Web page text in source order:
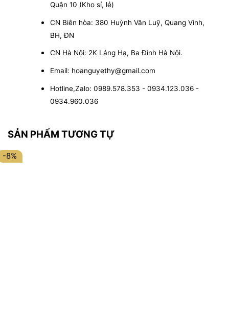
Quận 10 (Kho sỉ, lẻ)
CN Biên hòa: 380 Huỳnh Văn Luỹ, Quang Vinh,
BH, ĐN
CN Hà Nội: 2K Láng Hạ, Ba Đình Hà Nội.
Email: hoanguyethy@gmail.com
Hotline,Zalo: 0989.578.353 - 0934.123.036 -
0934.960.036
SẢN PHẨM TƯƠNG TỰ
-8%